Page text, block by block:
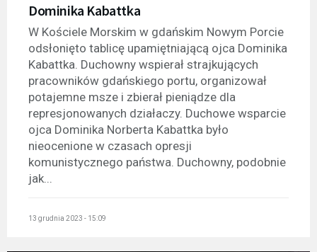
Dominika Kabattka
W Kościele Morskim w gdańskim Nowym Porcie
odsłonięto tablicę upamiętniającą ojca Dominika
Kabattka. Duchowny wspierał strajkujących
pracowników gdańskiego portu, organizował
potajemne msze i zbierał pieniądze dla
represjonowanych działaczy. Duchowe wsparcie
ojca Dominika Norberta Kabattka było
nieocenione w czasach opresji
komunistycznego państwa. Duchowny, podobnie
jak...
13 grudnia 2023 - 15:09